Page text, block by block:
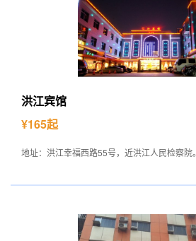
洪江宾馆
¥165起
地址：洪江幸福西路55号，近洪江人民检察院。